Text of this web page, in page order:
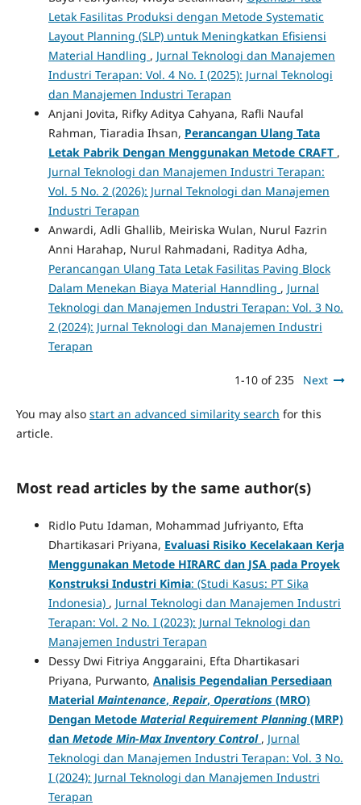
Letak Fasilitas Produksi dengan Metode Systematic
Layout Planning (SLP) untuk Meningkatkan Efisiensi
Material Handling , Jurnal Teknologi dan Manajemen
Industri Terapan: Vol. 4 No. I (2025): Jurnal Teknologi
dan Manajemen Industri Terapan
Anjani Jovita, Rifky Aditya Cahyana, Rafli Naufal
Rahman, Tiaradia Ihsan, Perancangan Ulang Tata
Letak Pabrik Dengan Menggunakan Metode CRAFT ,
Jurnal Teknologi dan Manajemen Industri Terapan:
Vol. 5 No. 2 (2026): Jurnal Teknologi dan Manajemen
Industri Terapan
Anwardi, Adli Ghallib, Meiriska Wulan, Nurul Fazrin
Anni Harahap, Nurul Rahmadani, Raditya Adha,
Perancangan Ulang Tata Letak Fasilitas Paving Block
Dalam Menekan Biaya Material Hanndling , Jurnal
Teknologi dan Manajemen Industri Terapan: Vol. 3 No.
2 (2024): Jurnal Teknologi dan Manajemen Industri
Terapan
1-10 of 235 Next
You may also start an advanced similarity search for this
article.
Most read articles by the same author(s)
Ridlo Putu Idaman, Mohammad Jufriyanto, Efta
Dhartikasari Priyana, Evaluasi Risiko Kecelakaan Kerja
Menggunakan Metode HIRARC dan JSA pada Proyek
Konstruksi Industri Kimia: (Studi Kasus: PT Sika
Indonesia) , Jurnal Teknologi dan Manajemen Industri
Terapan: Vol. 2 No. I (2023): Jurnal Teknologi dan
Manajemen Industri Terapan
Dessy Dwi Fitriya Anggaraini, Efta Dhartikasari
Priyana, Purwanto, Analisis Pegendalian Persediaan
Material Maintenance, Repair, Operations (MRO)
Dengan Metode Material Requirement Planning(MRP)
dan Metode Min-Max Inventory Control , Jurnal
Teknologi dan Manajemen Industri Terapan: Vol. 3 No.
I (2024): Jurnal Teknologi dan Manajemen Industri
Terapan